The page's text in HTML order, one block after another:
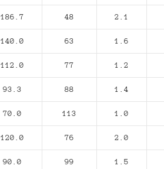
186.7 48 2.1
140.0 63 1.6
112.0 77 1.2
93.3 88 1.4
70.0 113 1.0
120.0 76 2.0
90.0 99 1.5